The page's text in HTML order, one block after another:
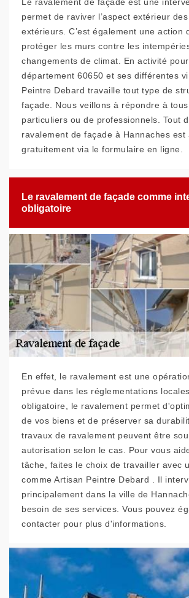
permet de raviver l’aspect extérieur
extérieurs. C’est également une action
protéger les murs contre les
changements de climat. En activité
département 60650 et ses différentes
Peintre Debard travaille tout type de
façade. Nous veillons à répondre à
particuliers ou de professionnels. Tout
ravalement de façade à Hannaches est
gratuitement via le formulaire en ligne.
Le ravalement de façade comme
obligatoire
En effet, le ravalement est une
prévue dans les réglementations
obligatoire, le ravalement permet
de vos biens et de préserver sa
travaux de ravalement peuvent être
autorisation selon le cas. Pour vous
tâche, faites le choix de travailler avec
comme Artisan Peintre Debard . Il
principalement dans la ville de
besoin de ses services. Vous pouvez
contacter pour plus d'informations.